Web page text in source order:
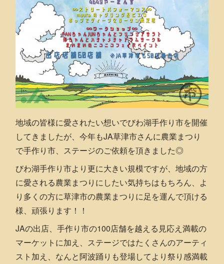
地域の皆様に愛されたい想いでびわ湖手作り市を開催
してきましたが、今年もJA草津市さんに農業まつり
で手作り市、ステージのご依頼を頂きました◎
びわ湖手作り市より更に大きい規模ですが、地域の方
に愛される農業まつりにしたい気持ちはもちろん、よ
り多くの方に草津市の農業まつりに足を運んで頂ける
様、頑張ります！！
JAの出店、手作り市の100店舗を越える見応え満載の
マーケットに加え、ステージではたくさんのアーティ
スト加え、なんと阿波踊りも登場してより祭り感満載